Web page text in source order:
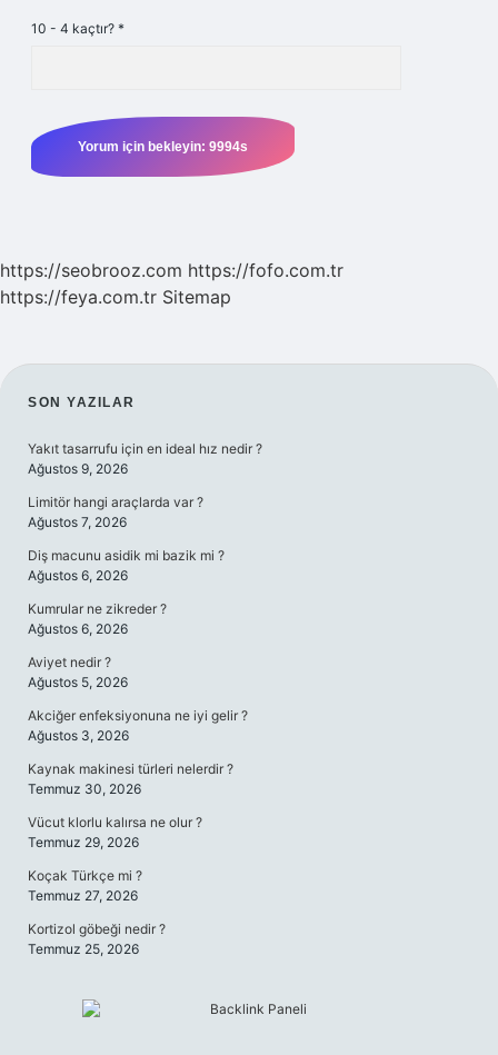
10 - 4 kaçtır? *
https://seobrooz.com https://fofo.com.tr
https://feya.com.tr Sitemap
SIDEBAR
SON YAZILAR
Yakıt tasarrufu için en ideal hız nedir ?
Ağustos 9, 2026
Limitör hangi araçlarda var ?
Ağustos 7, 2026
Diş macunu asidik mi bazik mi ?
Ağustos 6, 2026
Kumrular ne zikreder ?
Ağustos 6, 2026
Aviyet nedir ?
Ağustos 5, 2026
Akciğer enfeksiyonuna ne iyi gelir ?
Ağustos 3, 2026
Kaynak makinesi türleri nelerdir ?
Temmuz 30, 2026
Vücut klorlu kalırsa ne olur ?
Temmuz 29, 2026
Koçak Türkçe mi ?
Temmuz 27, 2026
Kortizol göbeği nedir ?
Temmuz 25, 2026